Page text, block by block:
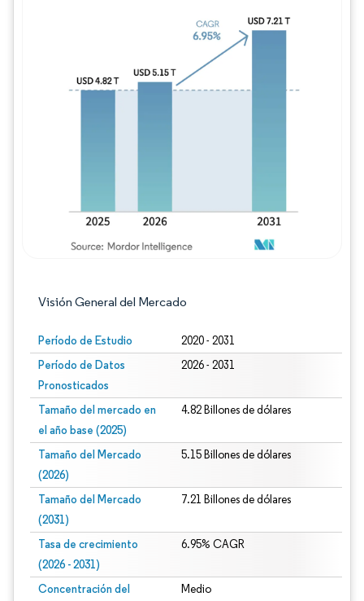
Visión General del Mercado
Período de Estudio 2020 - 2031
Período de Datos
Pronosticados
2026 - 2031
Tamaño del mercado en
el año base (2025)
4.82 Billones de dólares
Tamaño del Mercado
(2026)
5.15 Billones de dólares
Tamaño del Mercado
(2031)
7.21 Billones de dólares
Tasa de crecimiento
(2026 - 2031)
6.95% CAGR
Concentración del
Medio